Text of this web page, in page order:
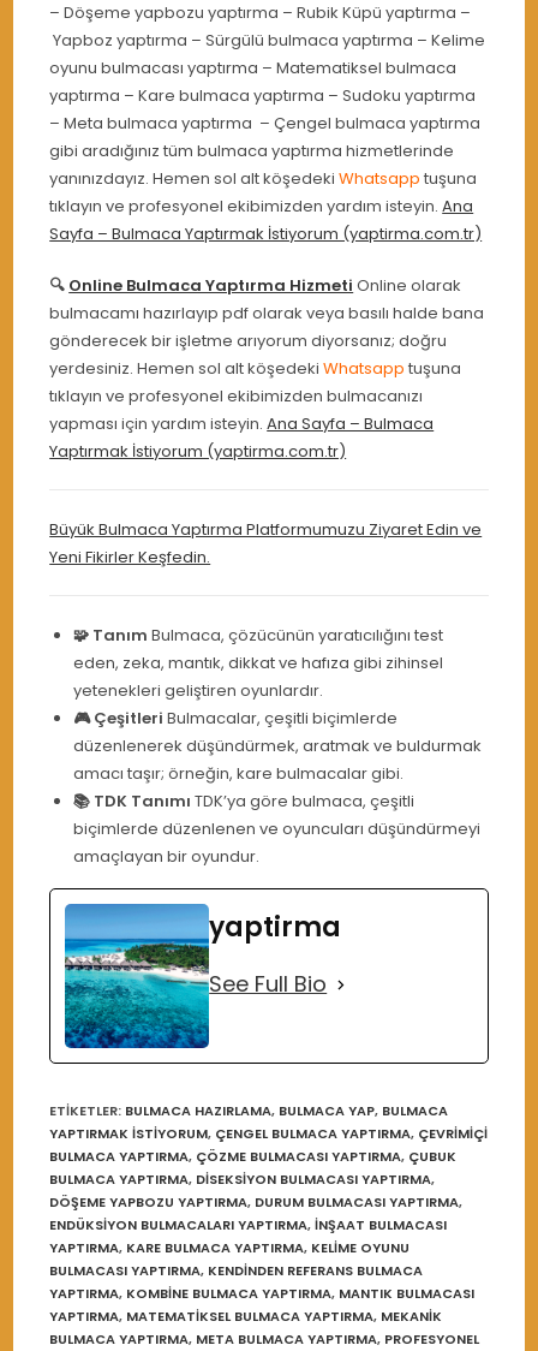
– Döşeme yapbozu yaptırma – Rubik Küpü yaptırma –
Yapboz yaptırma – Sürgülü bulmaca yaptırma – Kelime
oyunu bulmacası yaptırma – Matematiksel bulmaca
yaptırma – Kare bulmaca yaptırma – Sudoku yaptırma
– Meta bulmaca yaptırma – Çengel bulmaca yaptırma
gibi aradığınız tüm bulmaca yaptırma hizmetlerinde
yanınızdayız. Hemen sol alt köşedekiWhatsapp tuşuna
tıklayın ve profesyonel ekibimizden yardım isteyin.Ana
Sayfa – Bulmaca Yaptırmak İstiyorum (yaptirma.com.tr)
🔍 Online Bulmaca Yaptırma Hizmeti Online olarak
bulmacamı hazırlayıp pdf olarak veya basılı halde bana
gönderecek bir işletme arıyorum diyorsanız; doğru
yerdesiniz. Hemen sol alt köşedekiWhatsapp tuşuna
tıklayın ve profesyonel ekibimizden bulmacanızı
yapması için yardım isteyin.Ana Sayfa – Bulmaca
Yaptırmak İstiyorum (yaptirma.com.tr)
Büyük Bulmaca Yaptırma Platformumuzu Ziyaret Edin ve
Yeni Fikirler Keşfedin.
🧩 Tanım Bulmaca, çözücünün yaratıcılığını test
eden, zeka, mantık, dikkat ve hafıza gibi zihinsel
yetenekleri geliştiren oyunlardır.
🎮 Çeşitleri Bulmacalar, çeşitli biçimlerde
düzenlenerek düşündürmek, aratmak ve buldurmak
amacı taşır; örneğin, kare bulmacalar gibi.
📚 TDK Tanımı TDK’ya göre bulmaca, çeşitli
biçimlerde düzenlenen ve oyuncuları düşündürmeyi
amaçlayan bir oyundur.
yaptirma
See Full Bio
ETIKETLER: BULMACA HAZIRLAMA, BULMACA YAP, BULMACA
YAPTIRMAK İSTIYORUM, ÇENGEL BULMACA YAPTIRMA, ÇEVRIMIÇI
BULMACA YAPTIRMA, ÇÖZME BULMACASI YAPTIRMA, ÇUBUK
BULMACA YAPTIRMA, DISEKSIYON BULMACASI YAPTIRMA,
DÖŞEME YAPBOZU YAPTIRMA, DURUM BULMACASI YAPTIRMA,
ENDÜKSIYON BULMACALARI YAPTIRMA, İNŞAAT BULMACASI
YAPTIRMA, KARE BULMACA YAPTIRMA, KELIME OYUNU
BULMACASI YAPTIRMA, KENDINDEN REFERANS BULMACA
YAPTIRMA, KOMBINE BULMACA YAPTIRMA, MANTIK BULMACASI
YAPTIRMA, MATEMATIKSEL BULMACA YAPTIRMA, MEKANIK
BULMACA YAPTIRMA, META BULMACA YAPTIRMA, PROFESYONEL